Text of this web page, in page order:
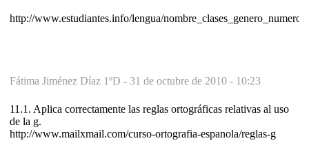
http://www.estudiantes.info/lengua/
Fátima Jiménez Díaz 1ºD - 31 de octubre de 2010 - 10:23
11.1. Aplica correctamente las reglas ortográficas relativas al uso
de la g.
http://www.mailxmail.com/curso-ortografia-espanola/reglas-g